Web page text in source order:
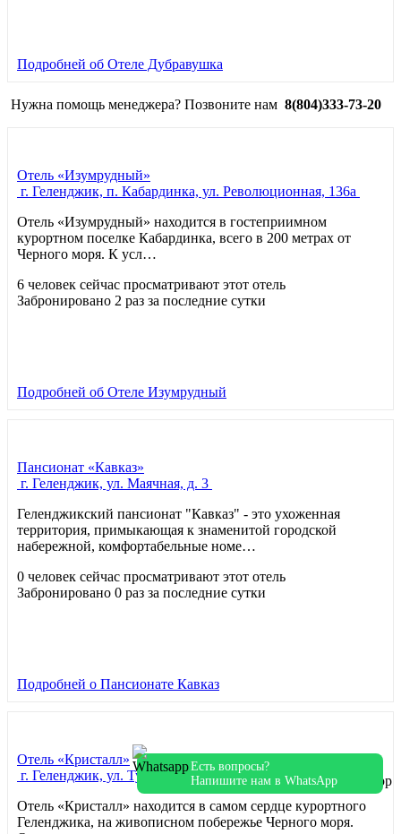
Подробней об Отеле Дубравушка
Нужна помощь менеджера? Позвоните нам 8(804)333-73-20
Отель «Изумрудный»
г. Геленджик, п. Кабардинка, ул. Революционная, 136а
Отель «Изумрудный» находится в гостеприимном
курортном поселке Кабардинка, всего в 200 метрах от
Черного моря. К усл…
6 человек сейчас просматривают этот отель
Забронировано 2 раз за последние сутки
Подробней об Отеле Изумрудный
Пансионат «Кавказ»
г. Геленджик, ул. Маячная, д. 3
Геленджикский пансионат "Кавказ" - это ухоженная
территория, примыкающая к знаменитой городской
набережной, комфортабельные номе…
0 человек сейчас просматривают этот отель
Забронировано 0 раз за последние сутки
Подробней о Пансионате Кавказ
Отель «Кристалл»
г. Геленджик, ул. Туристическая, 19
Отель «Кристалл» находится в самом сердце курортного
Геленджика, на живописном побережье Черного моря.
Есть вопросы?
Напишите нам в WhatsApp